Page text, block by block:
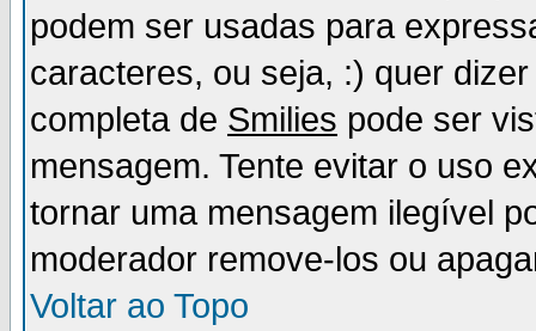
podem ser usadas para
caracteres, ou seja, :) quer
completa de Smilies pode ser
mensagem. Tente evitar o uso
tornar uma mensagem ilegível
moderador remove-los ou
Voltar ao Topo